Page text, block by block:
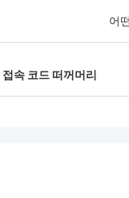
40피트 컨테이너를
는 그들의 옥외 케이
각합니다. 그들의 지원
통신 프로젝트를 수
어
접속 코드 떠꺼머리